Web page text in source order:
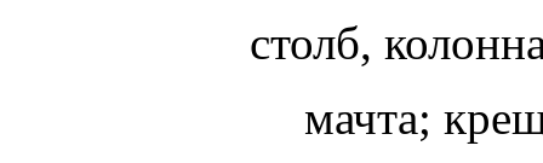
столб,
мачта;